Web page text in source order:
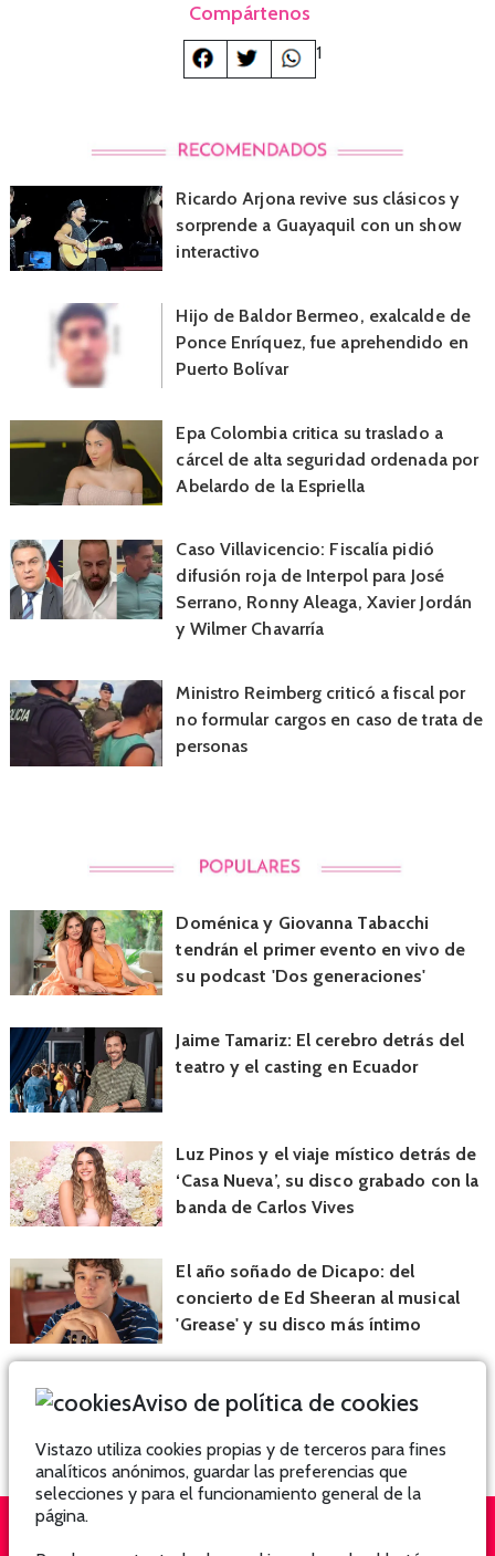
Compártenos
1
Ricardo Arjona revive sus clásicos y
sorprende a Guayaquil con un show
interactivo
Hijo de Baldor Bermeo, exalcalde de
Ponce Enríquez, fue aprehendido en
Puerto Bolívar
Epa Colombia critica su traslado a
cárcel de alta seguridad ordenada por
Abelardo de la Espriella
Caso Villavicencio: Fiscalía pidió
difusión roja de Interpol para José
Serrano, Ronny Aleaga, Xavier Jordán
y Wilmer Chavarría
Ministro Reimberg criticó a fiscal por
no formular cargos en caso de trata de
personas
Doménica y Giovanna Tabacchi
tendrán el primer evento en vivo de
su podcast 'Dos generaciones'
Jaime Tamariz: El cerebro detrás del
teatro y el casting en Ecuador
Luz Pinos y el viaje místico detrás de
‘Casa Nueva’, su disco grabado con la
banda de Carlos Vives
El año soñado de Dicapo: del
concierto de Ed Sheeran al musical
'Grease' y su disco más íntimo
Aviso de política de cookies
Vistazo utiliza cookies propias y de terceros para fines
analíticos anónimos, guardar las preferencias que
selecciones y para el funcionamiento general de la
página.